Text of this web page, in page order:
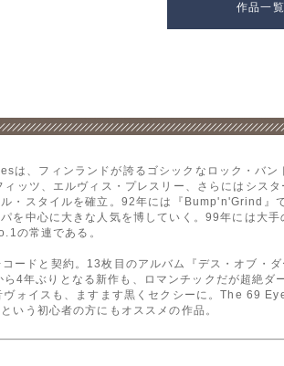
作品一覧
は、フィンランドが誇るゴシックなロック・バ
ッツ、エルヴィス・プレスリー、さらにはシス
・スタイルを確立。92年には『Bump'n'Grind』
を中心に大きな人気を博していく。99年には大
の常連である。
ードと契約。13枚目のアルバム『デス・オブ・
4年ぶりとなる新作も、ロマンチックだが超絶ダ
ォイスも、ますます黒くセクシーに。The 69
いう初心者の方にもオススメの作品。